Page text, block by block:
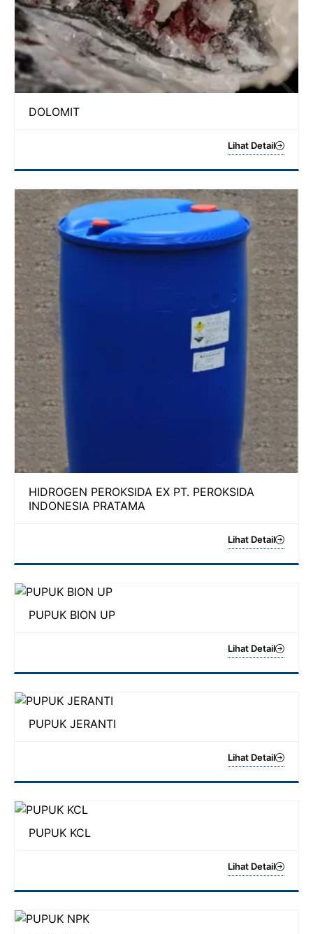
DOLOMIT
Lihat Detail
HIDROGEN PEROKSIDA EX PT. PEROKSIDA
INDONESIA PRATAMA
Lihat Detail
PUPUK BION UP
Lihat Detail
PUPUK JERANTI
Lihat Detail
PUPUK KCL
Lihat Detail